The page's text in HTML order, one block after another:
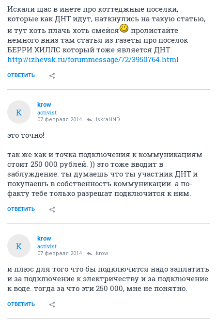
Искали щас в инете про коттеджные поселки,
которые как ДНТ идут, наткнулись на такую статью,
и тут хоть плачь хоть смейся
пролистайте
немного вниз там статья из газеты про поселок
БЕРРИ ХИЛЛС который тоже является ДНТ
http://izhevsk.ru/forummessage/72/3950764.html
ОТВЕТИТЬ
K
krow
activist
07 февраля 2014 IskraHND
это точно!
так же как и точка подключения к коммуникациям
стоит 250 000 рублей. )) это тоже вводит в
заблуждение. ты думаешь что ты участник ДНТ и
покупаешь в собственность коммуникации. а по-
факту тебе только разрешат подключится к ним.
ОТВЕТИТЬ
K
krow
activist
07 февраля 2014 krow
и плюс для того что бы подключится надо заплатить
и за подключение к электричеству и за подключение
к воде. тогда за что эти 250 000, мне не понятно.
ОТВЕТИТЬ